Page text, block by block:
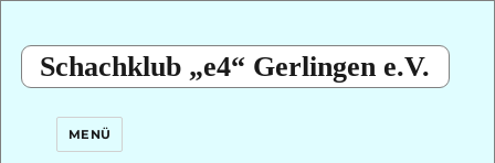
Schachklub „e4“ Gerlingen e.V.
MENÜ